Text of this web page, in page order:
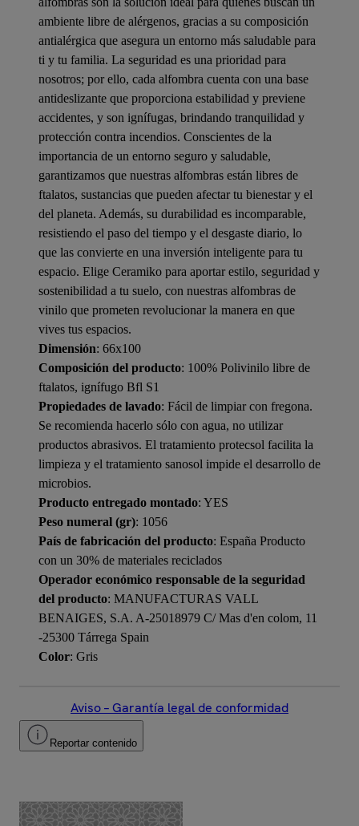
ambiente libre de alérgenos, gracias a su composición
antialérgica que asegura un entorno más saludable para
ti y tu familia. La seguridad es una prioridad para
nosotros; por ello, cada alfombra cuenta con una base
antideslizante que proporciona estabilidad y previene
accidentes, y son ignífugas, brindando tranquilidad y
protección contra incendios. Conscientes de la
importancia de un entorno seguro y saludable,
garantizamos que nuestras alfombras están libres de
ftalatos, sustancias que pueden afectar tu bienestar y el
del planeta. Además, su durabilidad es incomparable,
resistiendo el paso del tiempo y el desgaste diario, lo
que las convierte en una inversión inteligente para tu
espacio. Elige Ceramiko para aportar estilo, seguridad y
sostenibilidad a tu suelo, con nuestras alfombras de
vinilo que prometen revolucionar la manera en que
vives tus espacios.
Dimensión: 66x100
Composición del producto: 100% Polivinilo libre de
ftalatos, ignífugo Bfl S1
Propiedades de lavado: Fácil de limpiar con fregona.
Se recomienda hacerlo sólo con agua, no utilizar
productos abrasivos. El tratamiento protecsol facilita la
limpieza y el tratamiento sanosol impide el desarrollo de
microbios.
Producto entregado montado: YES
Peso numeral (gr): 1056
País de fabricación del producto: España Producto
con un 30% de materiales reciclados
Operador económico responsable de la seguridad
del producto: MANUFACTURAS VALL
BENAIGES, S.A. A-25018979 C/ Mas d'en colom, 11
-25300 Tárrega Spain
Color: Gris
Aviso – Garantía legal de conformidad
Reportar contenido